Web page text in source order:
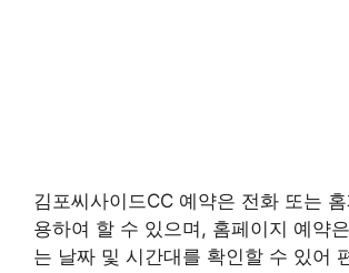
김포씨사이드CC 예약은 전화 또는
용하여 할 수 있으며, 홈페이지 예약
는 날짜 및 시간대를 확인할 수 있어